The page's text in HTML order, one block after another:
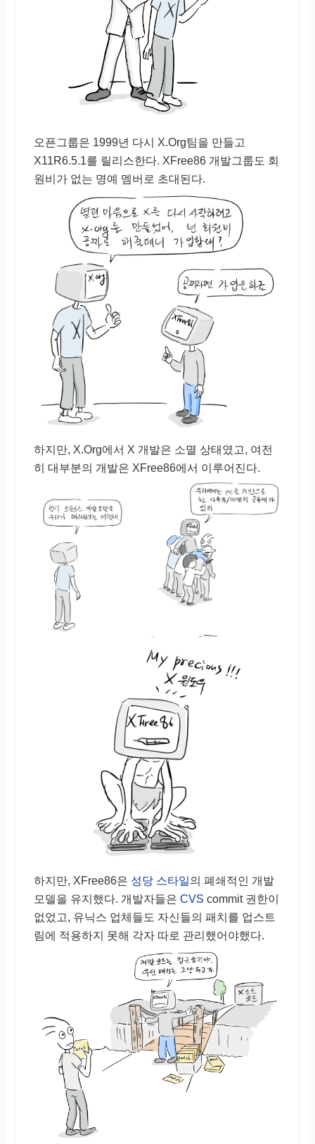
오픈그룹은 1999년 다시 X.Org팀을 만들고
X11R6.5.1를 릴리스한다. XFree86 개발그룹도 회
원비가 없는 명예 멤버로 초대된다.
하지만, X.Org에서 X 개발은 소멸 상태였고, 여전
히 대부분의 개발은 XFree86에서 이루어진다.
하지만, XFree86은 성당 스타일의 폐쇄적인 개발
모델을 유지했다. 개발자들은 CVS commit 권한이
없었고, 유닉스 업체들도 자신들의 패치를 업스트
림에 적용하지 못해 각자 따로 관리했어야했다.